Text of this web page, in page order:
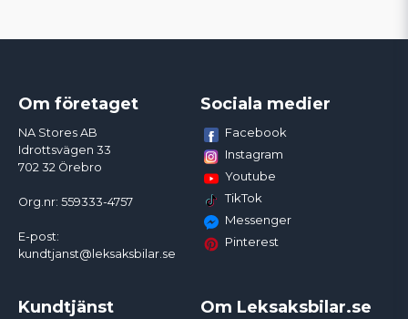
Om företaget
NA Stores AB
Idrottsvägen 33
702 32 Örebro
Org.nr: 559333-4757
E-post:
kundtjanst@leksaksbilar.se
Sociala medier
Facebook
Instagram
Youtube
TikTok
Messenger
Pinterest
Kundtjänst Om Leksaksbilar.se